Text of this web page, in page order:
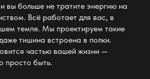
вы больше не тратите энергию на
Всё работает для вас, в
темпе. Мы проектируем такие
тишина встроена в полки.
частью вашей жизни —
просто быть.